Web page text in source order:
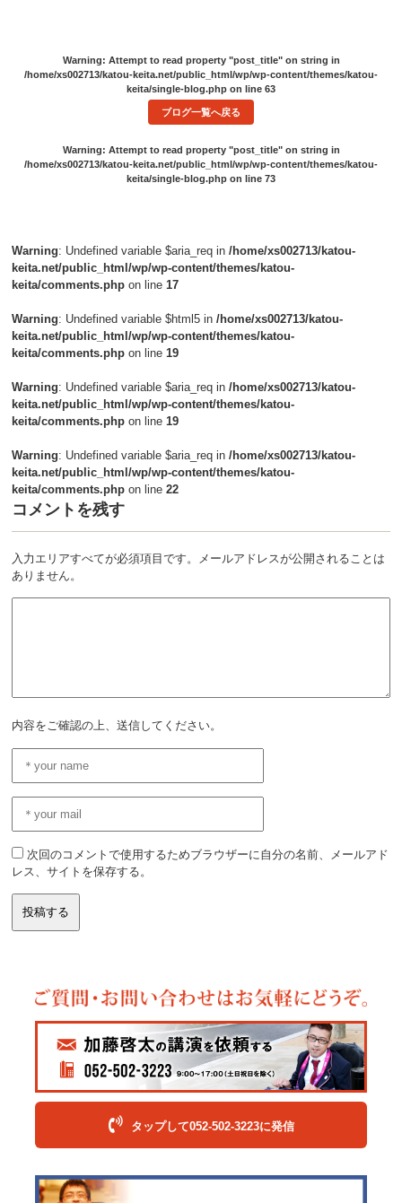
Warning: Attempt to read property "post_title" on string in
/home/xs002713/katou-keita.net/public_html/wp/wp-content/themes/katou-
keita/single-blog.php on line 63
ブログ一覧へ戻る
Warning: Attempt to read property "post_title" on string in
/home/xs002713/katou-keita.net/public_html/wp/wp-content/themes/katou-
keita/single-blog.php on line 73
Warning: Undefined variable $aria_req in/home/xs002713/katou-
keita.net/public_html/wp/wp-content/themes/katou-
keita/comments.php on line 17
Warning: Undefined variable $html5 in/home/xs002713/katou-
keita.net/public_html/wp/wp-content/themes/katou-
keita/comments.php on line 19
Warning: Undefined variable $aria_req in/home/xs002713/katou-
keita.net/public_html/wp/wp-content/themes/katou-
keita/comments.php on line 19
Warning: Undefined variable $aria_req in/home/xs002713/katou-
keita.net/public_html/wp/wp-content/themes/katou-
keita/comments.php on line22
コメントを残す
入力エリアすべてが必須項目です。メールアドレスが公開されることは
ありません。
内容をご確認の上、送信してください。
次回のコメントで使用するためブラウザーに自分の名前、メールアド
レス、サイトを保存する。
タップして052-502-3223に発信